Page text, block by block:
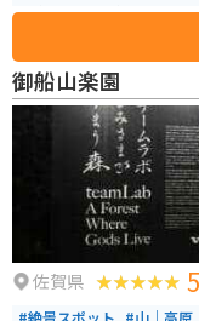
を楽しむことができます
景が広がります。また、
しめるコースが用意され
む人々にも人気があります。 春には桜やツツジが咲き誇り、秋には紅葉が美
しく、自然の美しさを堪能
クニックや散策に最適な
アを満喫することができ
間の距離にあります。
御船山楽園
佐賀県 5